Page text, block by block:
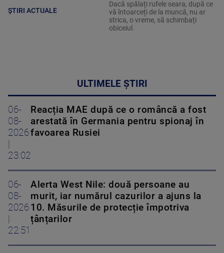
ȘTIRI ACTUALE
Dacă spălați rufele seara, după ce
vă întoarceți de la muncă, nu ar
strica, o vreme, să schimbați
obiceiul.
ULTIMELE ȘTIRI
06-
08-
2026
|
23:02
Reacția MAE după ce o româncă a fost
arestată în Germania pentru spionaj în
favoarea Rusiei
06-
08-
2026
|
22:51
Alerta West Nile: două persoane au
murit, iar numărul cazurilor a ajuns la
10. Măsurile de protecție împotriva
țânțarilor